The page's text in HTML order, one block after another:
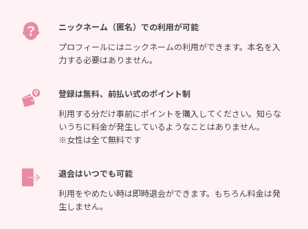
ニックネーム（匿名）での利用が可能
プロフィールにはニックネームの利用ができます。本名を入
力する必要はありません。
登録は無料、前払い式のポイント制
利用する分だけ事前にポイントを購入してください。知らな
いうちに料金が発生しているようなことはありません。
※女性は全て無料です
退会はいつでも可能
利用をやめたい時は即時退会ができます。もちろん料金は発
生しません。